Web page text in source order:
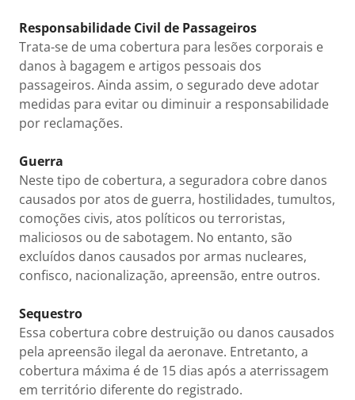
Responsabilidade Civil de Passageiros
Trata-se de uma cobertura para lesões corporais e
danos à bagagem e artigos pessoais dos
passageiros. Ainda assim, o segurado deve adotar
medidas para evitar ou diminuir a responsabilidade
por reclamações.
Guerra
Neste tipo de cobertura, a seguradora cobre danos
causados por atos de guerra, hostilidades, tumultos,
comoções civis, atos políticos ou terroristas,
maliciosos ou de sabotagem. No entanto, são
excluídos danos causados por armas nucleares,
confisco, nacionalização, apreensão, entre outros.
Sequestro
Essa cobertura cobre destruição ou danos causados
pela apreensão ilegal da aeronave. Entretanto, a
cobertura máxima é de 15 dias após a aterrissagem
em território diferente do registrado.